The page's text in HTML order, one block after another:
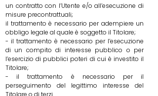
un contratto con l’Utente e/o all’esecuzione di
misure precontrattuali;
il trattamento è necessario per adempiere un
obbligo legale al quale è soggetto il Titolare;
- il trattamento è necessario per l’esecuzione
di un compito di interesse pubblico o per
l’esercizio di pubblici poteri di cui è investito il
Titolare;
- il trattamento è necessario per il
perseguimento del legittimo interesse del
Titolare o di terzi.